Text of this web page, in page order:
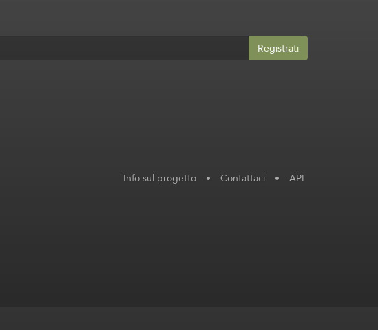
Registrati
Info sul progetto • Contattaci • API